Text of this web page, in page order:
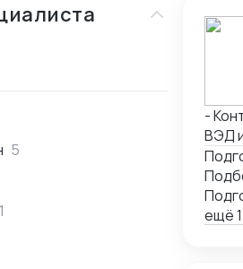
границей 9
интеллектуальной
5
1
-
ВЭД и
ещё 1